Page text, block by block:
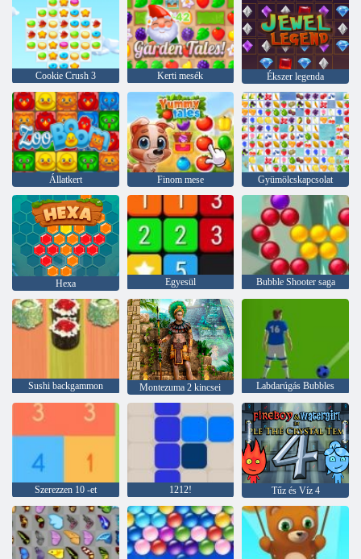
Cookie Crush 3 Kerti mesék Ékszer legenda
Állatkert Finom mese Gyümölcskapcsolat
Hexa Egyesül Bubble Shooter saga
Sushi backgammon Montezuma 2 kincsei Labdarúgás Bubbles
Szerezzen 10 -et 1212! Tűz és Víz 4